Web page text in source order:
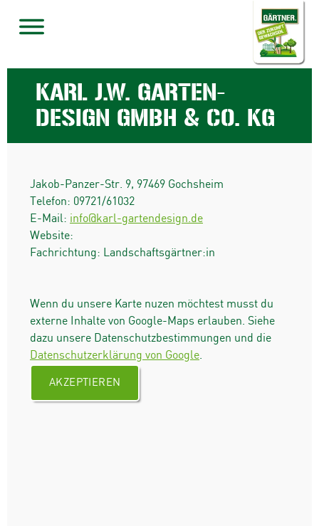
KARL J.W. GARTEN-
DESIGN GMBH & CO. KG
Jakob-Panzer-Str. 9, 97469 Gochsheim
Telefon: 09721/61032
E-Mail: info@karl-gartendesign.de
Website:
Fachrichtung: Landschaftsgärtner:in
Wenn du unsere Karte nuzen möchtest musst du
externe Inhalte von Google-Maps erlauben. Siehe
dazu unsere Datenschutzbestimmungen und die
Datenschutzerklärung von Google.
AKZEPTIEREN